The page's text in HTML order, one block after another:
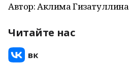
Автор: Аклима Гизатуллина
Читайте нас